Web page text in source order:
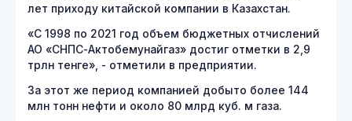
лет приходу китайской компании в Казахстан.
«С 1998 по 2021 год объем бюджетных отчислений
АО «СНПС-Актобемунайгаз» достиг отметки в 2,9
трлн тенге», - отметили в предприятии.
За этот же период компанией добыто более 144
млн тонн нефти и около 80 млрд куб. м газа.